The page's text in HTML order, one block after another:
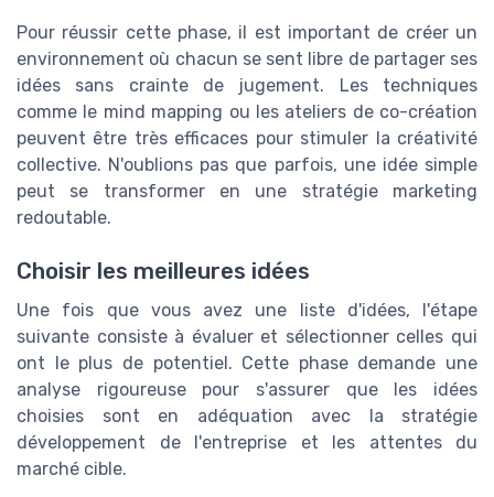
Pour réussir cette phase, il est important de créer un
environnement où chacun se sent libre de partager ses
idées sans crainte de jugement. Les techniques
comme le mind mapping ou les ateliers de co-création
peuvent être très efficaces pour stimuler la créativité
collective. N'oublions pas que parfois, une idée simple
peut se transformer en une stratégie marketing
redoutable.
Choisir les meilleures idées
Une fois que vous avez une liste d'idées, l'étape
suivante consiste à évaluer et sélectionner celles qui
ont le plus de potentiel. Cette phase demande une
analyse rigoureuse pour s'assurer que les idées
choisies sont en adéquation avec la stratégie
développement de l'entreprise et les attentes du
marché cible.